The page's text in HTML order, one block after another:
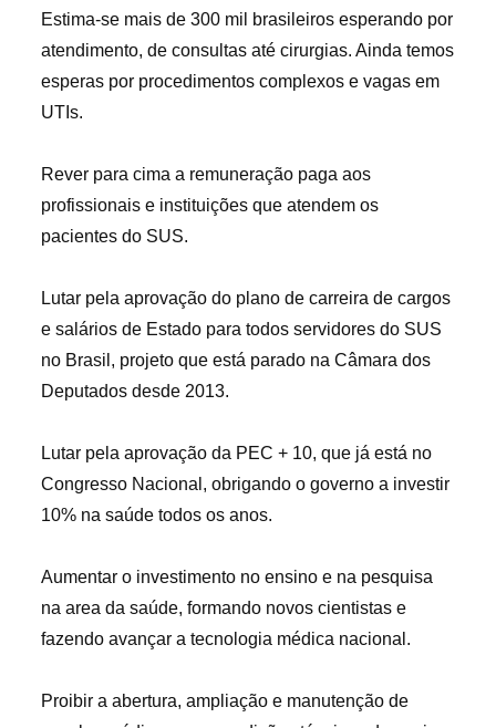
Estima-se mais de 300 mil brasileiros esperando por
atendimento, de consultas até cirurgias. Ainda temos
esperas por procedimentos complexos e vagas em
UTIs.
Rever para cima a remuneração paga aos
profissionais e instituições que atendem os
pacientes do SUS.
Lutar pela aprovação do plano de carreira de cargos
e salários de Estado para todos servidores do SUS
no Brasil, projeto que está parado na Câmara dos
Deputados desde 2013.
Lutar pela aprovação da PEC + 10, que já está no
Congresso Nacional, obrigando o governo a investir
10% na saúde todos os anos.
Aumentar o investimento no ensino e na pesquisa
na area da saúde, formando novos cientistas e
fazendo avançar a tecnologia médica nacional.
Proibir a abertura, ampliação e manutenção de